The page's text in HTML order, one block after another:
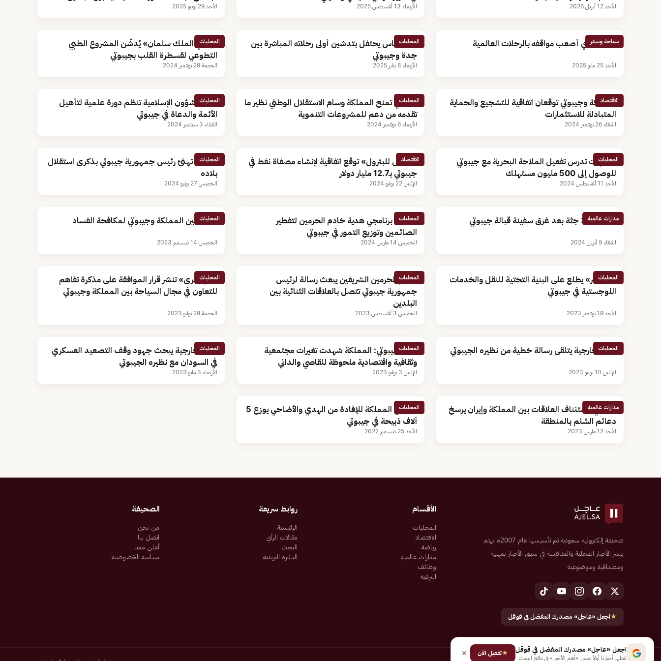
الأحد 12 أبريل 2026 الأربعاء 13 أغسطس 2025 الأحد 29 يونيو 2025
سياحة وسفر
رحالة يروي أصعب مواقفه بالرحلات العالمية
الأحد 25 مايو 2025
المحليات
طيران ناس يحتفل بتدشين أولى رحلاته المباشرة بين
جدة وجيبوتي
الأربعاء 8 يناير 2025
المحليات
«إغاثي الملك سلمان» يُدشّن المشروع الطبي
التطوعي لقسطرة القلب بجيبوتي
الجمعة 29 نوفمبر 2024
الاقتصاد
المملكة وجيبوتي توقعان اتفاقية للتشجيع والحماية
المتبادلة للاستثمارات
الثلاثاء 26 نوفمبر 2024
المحليات
جيبوتي تمنح المملكة وسام الاستقلال الوطني نظير ما
تقدمه من دعم للمشروعات التنموية
الأربعاء 6 نوفمبر 2024
المحليات
وزارة الشؤون الإسلامية تنظم دورة علمية لتأهيل
الأئمة والدعاة في جيبوتي
الثلاثاء 3 سبتمبر 2024
المحليات
3 جهات تدرس تفعيل الملاحة البحرية مع جيبوتي
للوصول إلى 500 مليون مستهلك
الأحد 11 أغسطس 2024
الاقتصاد
«أجيال للبترول» توقع اتفاقية لإنشاء مصفاة نفط في
جيبوتي بـ12.7 مليار دولار
الإثنين 22 يوليو 2024
المحليات
القيادة تهنئ رئيس جمهورية جيبوتي بذكرى استقلال
بلاده
الخميس 27 يونيو 2024
مدارات عالمية
انتشال 38 جثة بعد غرق سفينة قبالة جيبوتي
الثلاثاء 9 أبريل 2024
المحليات
تدشين برنامجي هدية خادم الحرمين لتفطير
الصائمين وتوزيع التمور في جيبوتي
الخميس 14 مارس 2024
المحليات
تعاون بين المملكة وجيبوتي لمكافحة الفساد
الخميس 14 ديسمبر 2023
المحليات
«الجاسر» يطلع على البنية التحتية للنقل والخدمات
اللوجستية في جيبوتي
الأحد 19 نوفمبر 2023
المحليات
خادم الحرمين الشريفين يبعث رسالة لرئيس
جمهورية جيبوتي تتصل بالعلاقات الثنائية بين
البلدين
الخميس 3 أغسطس 2023
المحليات
«أم القرى» تنشر قرار الموافقة على مذكرة تفاهم
للتعاون في مجال السياحة بين المملكة وجيبوتي
الجمعة 28 يوليو 2023
المحليات
وزير الخارجية يتلقى رسالة خطية من نظيره الجيبوتي
الإثنين 10 يوليو 2023
المحليات
سفير جيبوتي: المملكة شهدت تغيرات مجتمعية
وثقافية واقتصادية ملحوظة للقاصي والداني
الإثنين 3 يوليو 2023
المحليات
وزير الخارجية يبحث جهود وقف التصعيد العسكري
في السودان مع نظيره الجيبوتي
الأربعاء 3 مايو 2023
مدارات عالمية
جيبوتي: استئناف العلاقات بين المملكة وإيران يرسخ
دعائم السِّلم بالمنطقة
الأحد 12 مارس 2023
المحليات
مشروع المملكة للإفادة من الهدي والأضاحي يوزع 5
آلاف ذبيحة في جيبوتي
الأحد 25 ديسمبر 2022
صحيفة إلكترونية سعودية تم تأسيسها عام 2007م تهتم
بنشر الأخبار المحلية والمنافسة في سبق الأخبار بمهنية
ومصداقية وموضوعية
★اجعل «عاجل» مصدرك المفضل في قوقل
الأقسام
المحليات
الاقتصاد
رياضة
مدارات عالمية
وظائف
الترفيه
روابط سريعة
الرئيسية
مقالات الرأي
البحث
النشرة البريدية
الصحيفة
من نحن
اتصل بنا
أعلن معنا
سياسة الخصوصية
اجعل «عاجل» مصدرك المفضل في قوقل
لتظهر أخبارنا أولاً ضمن «أهم الأخبار» في نتائج البحث
★تفعيل الآن